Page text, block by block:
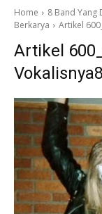
Home
8 Band Yang
Berkarya
Artikel
Artikel
Vokalisnya8